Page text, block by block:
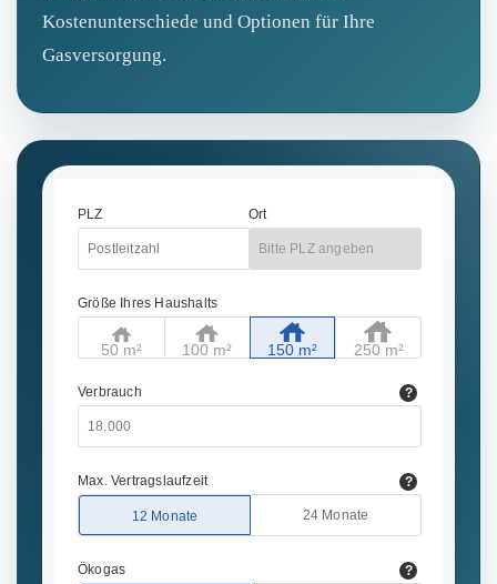
Kostenunterschiede und Optionen für Ihre
Gasversorgung.